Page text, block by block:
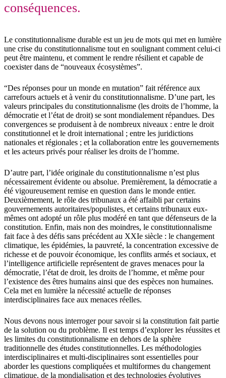
conséquences.
Le constitutionnalisme durable est un jeu de mots qui met en lumière
une crise du constitutionnalisme tout en soulignant comment celui-ci
peut être maintenu, et comment le rendre résilient et capable de
coexister dans de “nouveaux écosystèmes”.
“Des réponses pour un monde en mutation” fait référence aux
carrefours actuels et à venir du constitutionnalisme. D’une part, les
valeurs principales du constitutionnalisme (les droits de l’homme, la
démocratie et l’état de droit) se sont mondialement répandues. Des
convergences se produisent à de nombreux niveaux : entre le droit
constitutionnel et le droit international ; entre les juridictions
nationales et régionales ; et la collaboration entre les gouvernements
et les acteurs privés pour réaliser les droits de l’homme.
D’autre part, l’idée originale du constitutionnalisme n’est plus
nécessairement évidente ou absolue. Premièrement, la démocratie a
été vigoureusement remise en question dans le monde entier.
Deuxièmement, le rôle des tribunaux a été affaibli par certains
gouvernements autoritaires/populistes, et certains tribunaux eux-
mêmes ont adopté un rôle plus modéré en tant que défenseurs de la
constitution. Enfin, mais non des moindres, le constitutionnalisme
fait face à des défis sans précédent au XXIe siècle : le changement
climatique, les épidémies, la pauvreté, la concentration excessive de
richesse et de pouvoir économique, les conflits armés et sociaux, et
l’intelligence artificielle représentent de graves menaces pour la
démocratie, l’état de droit, les droits de l’homme, et même pour
l’existence des êtres humains ainsi que des espèces non humaines.
Cela met en lumière la nécessité actuelle de réponses
interdisciplinaires face aux menaces réelles.
Nous devons nous interroger pour savoir si la constitution fait partie
de la solution ou du problème. Il est temps d’explorer les réussites et
les limites du constitutionnalisme en dehors de la sphère
traditionnelle des études constitutionnelles. Les méthodologies
interdisciplinaires et multi-disciplinaires sont essentielles pour
aborder les questions compliquées et multiformes du changement
climatique, de la mondialisation et des technologies évolutives